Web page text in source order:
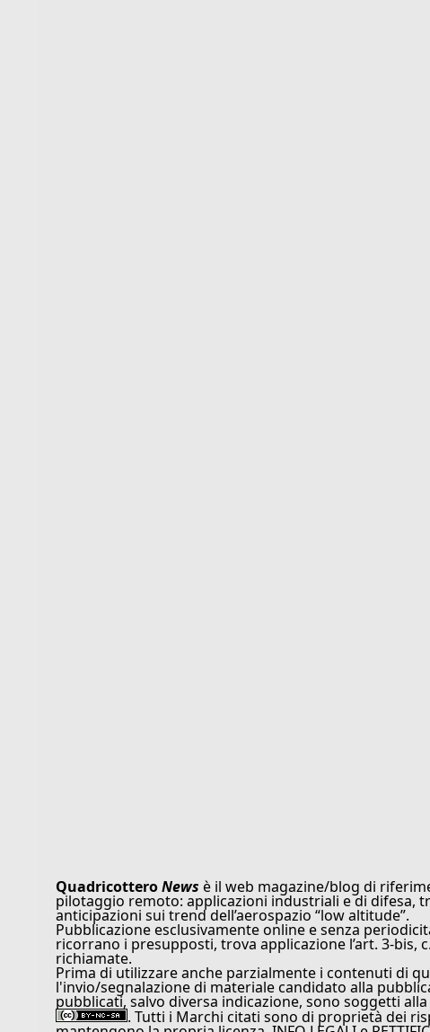
QuadricotteroNews è il web magazine/blog di
pilotaggio remoto: applicazioni industriali e di difesa,
anticipazioni sui trend dell’aerospazio “low altitude”.
Pubblicazione esclusivamente online e senza
ricorrano i presupposti, trova applicazione l’art. 3-bis,
richiamate.
Prima di utilizzare anche parzialmente i contenuti di
l'invio/segnalazione di materiale candidato alla
pubblicati, salvo diversa indicazione, sono soggetti alla
. Tutti i Marchi citati sono di proprietà dei